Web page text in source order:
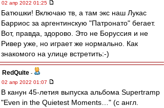
02 апр 2022 01:25
Батюшки! Включаю тв, а там экс наш Лукас
Барриос за аргентинскую "Патронато" бегает.
Вот, правда, здорово. Это не Боруссия и не
Ривер уже, но играет же нормально. Как
знакомого на улице встретить:-)
RedQuite -
02 апр 2022 01:07
В канун 45-летия выпуска альбома Supertramp
"Even in the Quietest Moments…" (с англ.